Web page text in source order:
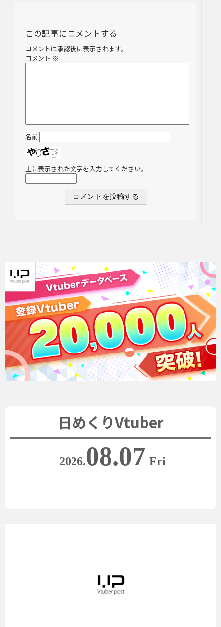
この記事にコメントする
コメントは承認後に表示されます。
コメント ※
名前
上に表示された文字を入力してください。
日めくりVtuber
2026.08.07 Fri